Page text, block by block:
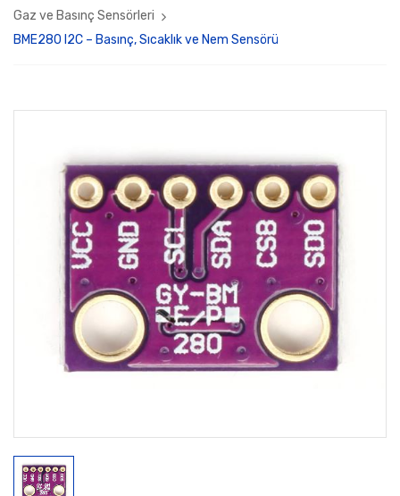
Gaz ve Basınç Sensörleri
BME280 I2C – Basınç, Sıcaklık ve Nem Sensörü